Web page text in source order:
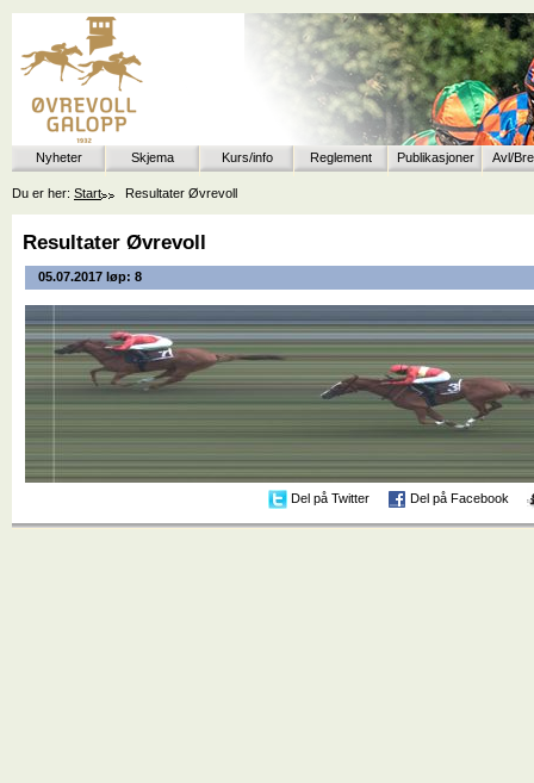
Nyheter Skjema Kurs/info Reglement Publikasjoner Avl/
Du er her: Start Resultater Øvrevoll
Resultater Øvrevoll
05.07.2017 løp: 8
Del på Twitter Del på Facebook